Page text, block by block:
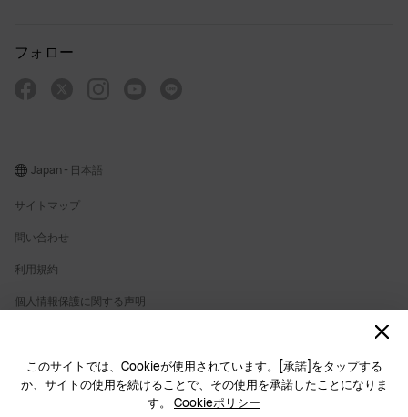
このサイトでは、Cookieが使用されています。[承諾]をタップする
か、サイトの使用を続けることで、その使用を承諾したことになりま
す。 Cookieポリシー
フォロー
サイトマップ
問い合わせ
利用規約
個人情報保護に関する声明
クッキー
Japan - 日本語